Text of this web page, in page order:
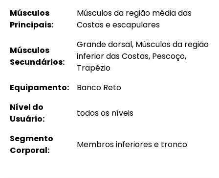
Músculos
Principais:
Músculos da região média das
Costas e escapulares
Músculos
Secundários:
Grande dorsal, Músculos da região
inferior das Costas, Pescoço,
Trapézio
Equipamento:
Banco Reto
Nível do
Usuário:
todos os níveis
Segmento
Corporal:
Membros inferiores e tronco